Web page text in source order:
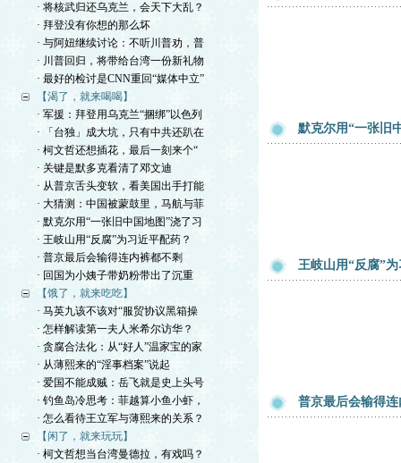
· 将核武归还乌克兰，会天下大乱？
· 拜登没有你想的那么坏
· 与阿妞继续讨论：不听川普劝，普
· 川普回归，将带给台湾一份新礼物
· 最好的检讨是CNN重回“媒体中立”
【渴了，就来喝喝】
· 军援：拜登用乌克兰“捆绑”以色列
· 「台独」成大坑，只有中共还趴在
· 柯文哲还想插花，最后一刻来个“
· 关键是默多克看清了邓文迪
· 从普京舌头变软，看美国出手打能
· 大猜测：中国被蒙鼓里，马航与菲
· 默克尔用“一张旧中国地图”浇了习
· 王岐山用“反腐”为习近平配药？
· 普京最后会输得连内裤都不剩
· 回国为小姨子带奶粉带出了沉重
【饿了，就来吃吃】
· 马英九该不该对“服贸协议黑箱操
· 怎样解读第一夫人米希尔访华？
· 贪腐合法化：从“好人”温家宝的家
· 从薄熙来的“淫事档案”说起
· 爱国不能成贼：岳飞就是史上头号
· 钓鱼岛冷思考：菲越算小鱼小虾，
· 怎么看待王立军与薄熙来的关系？
【闲了，就来玩玩】
· 柯文哲想当台湾曼德拉，有戏吗？
默克尔用“一张旧
王岐山用“反腐”
普京最后会输得